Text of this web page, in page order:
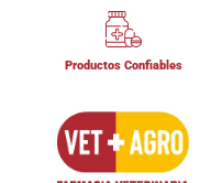
Productos Confiables